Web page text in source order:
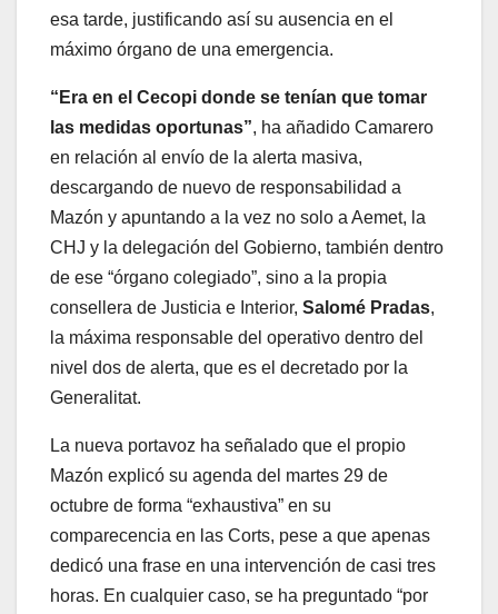
esa tarde, justificando así su ausencia en el
máximo órgano de una emergencia.
“Era en el Cecopi donde se tenían que tomar
las medidas oportunas”, ha añadido Camarero
en relación al envío de la alerta masiva,
descargando de nuevo de responsabilidad a
Mazón y apuntando a la vez no solo a Aemet, la
CHJ y la delegación del Gobierno, también dentro
de ese “órgano colegiado”, sino a la propia
consellera de Justicia e Interior, Salomé Pradas,
la máxima responsable del operativo dentro del
nivel dos de alerta, que es el decretado por la
Generalitat.
La nueva portavoz ha señalado que el propio
Mazón explicó su agenda del martes 29 de
octubre de forma “exhaustiva” en su
comparecencia en las Corts, pese a que apenas
dedicó una frase en una intervención de casi tres
horas. En cualquier caso, se ha preguntado “por